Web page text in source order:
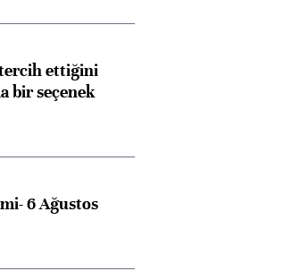
ettiğini
bir seçenek
6 Ağustos